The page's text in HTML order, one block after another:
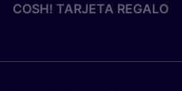
COSH! TARJETA REGALO